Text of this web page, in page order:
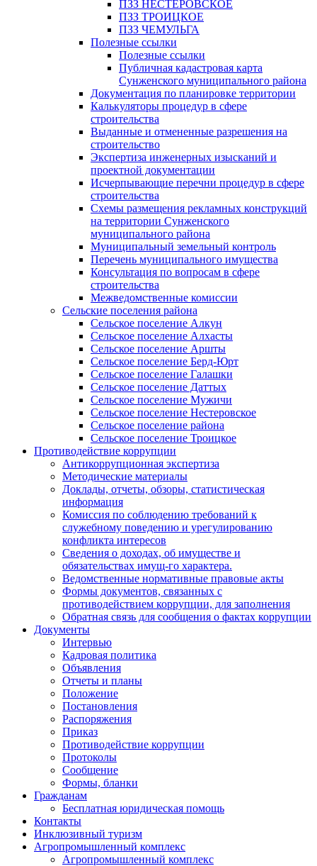
ПЗЗ НЕСТЕРОВСКОЕ
ПЗЗ ТРОИЦКОЕ
ПЗЗ ЧЕМУЛЬГА
Полезные ссылки
Полезные ссылки
Публичная кадастровая карта
Сунженского муниципального района
Документация по планировке территории
Калькуляторы процедур в сфере
строительства
Выданные и отмененные разрешения на
строительство
Экспертиза инженерных изысканий и
проектной документации
Исчерпывающие перечни процедур в сфере
строительства
Схемы размещения рекламных конструкций
на территории Сунженского
муниципального района
Муниципальный земельный контроль
Перечень муниципального имущества
Консультация по вопросам в сфере
строительства
Межведомственные комиссии
Сельские поселения района
Сельское поселение Алкун
Сельское поселение Алхасты
Сельское поселение Аршты
Сельское поселение Берд-Юрт
Сельское поселение Галашки
Сельское поселение Даттых
Сельское поселение Мужичи
Сельское поселение Нестеровское
Сельское поселение района
Сельское поселение Троицкое
Противодействие коррупции
Антикоррупционная экспертиза
Методические материалы
Доклады, отчеты, обзоры, статистическая
информация
Комиссия по соблюдению требований к
служебному поведению и урегулированию
конфликта интересов
Сведения о доходах, об имуществе и
обязательствах имущ-го характера.
Ведомственные нормативные правовые акты
Формы документов, связанных с
противодействием коррупции, для заполнения
Обратная связь для сообщения о фактах коррупции
Документы
Интервью
Кадровая политика
Объявления
Отчеты и планы
Положение
Постановления
Распоряжения
Приказ
Противодействие коррупции
Протоколы
Сообщение
Формы, бланки
Гражданам
Бесплатная юридическая помощь
Контакты
Инклюзивный туризм
Агропромышленный комплекс
Агропромышленный комплекс